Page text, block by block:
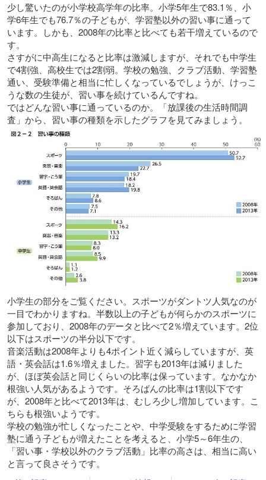
少し驚いたのが小学校高学年の比率。小学5年生で83.1％、小
学6年生でも76.7％の子どもが、学習塾以外の習い事に通って
います。しかも、2008年の比率と比べても若干増えているので
す。
さすがに中高生になると比率は激減しますが、それでも中学生
で4割強、高校生では2割弱。学校の勉強、クラブ活動、学習塾
通い、受験準備と相当に忙しくなっているでしょうが、けっこ
うな数の生徒が、習い事を続けているんですね。
ではどんな習い事に通っているのか。「放課後の生活時間調
査」から、習い事の種類を示したグラフを見てみましょう。
小学生の部分をご覧ください。スポーツがダントツ人気なのが
一目でわかりますね。半数以上の子どもが何らかのスポーツに
参加しており、2008年のデータと比べて2％増えています。2位
以下はスポーツの半分以下です。
音楽活動は2008年よりも4ポイント近く減らしていますが、英
語・英会話は1.6％増えました。習字も2013年は減りました
が、ほぼ英会話と同じくらいの比率は保っています。なかなか
根強い人気があるようです。そろばんの比率は1割以下です
が、2008年と比べて2013年は、むしろ少し増加しています。こ
ちらも根強いようです。
学校の勉強が忙しくなったことや、中学受験をするために学習
塾に通う子どもが増えたことを考えると、小学5～6年生の、
「習い事・学校以外のクラブ活動」比率の高さは、相当に高い
と言って良さそうです。